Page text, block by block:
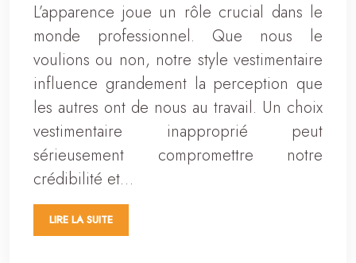
L’apparence joue un rôle crucial dans le
monde professionnel. Que nous le
voulions ou non, notre style vestimentaire
influence grandement la perception que
les autres ont de nous au travail. Un choix
vestimentaire inapproprié peut
sérieusement compromettre notre
crédibilité et…
LIRE LA SUITE